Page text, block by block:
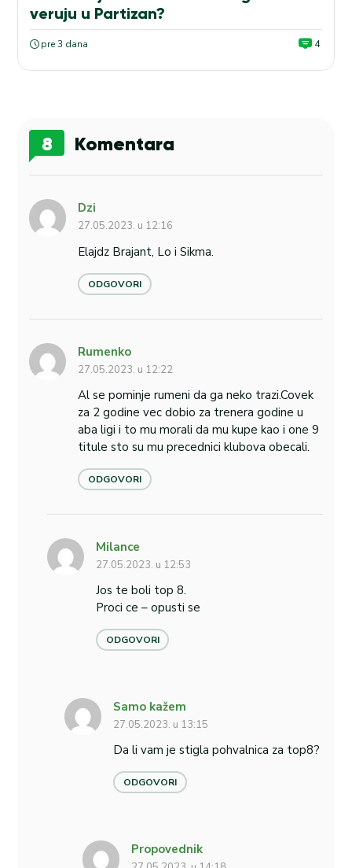
veruju u Partizan?
pre 3 dana 4
8 Komentara
Dzi
27.05.2023. u 12:16
Elajdz Brajant, Lo i Sikma.
ODGOVORI
Rumenko
27.05.2023. u 12:22
Al se pominje rumeni da ga neko trazi.Covek
za 2 godine vec dobio za trenera godine u
aba ligi i to mu morali da mu kupe kao i one 9
titule sto su mu precednici klubova obecali.
ODGOVORI
Milance
27.05.2023. u 12:53
Jos te boli top 8.
Proci ce – opusti se
ODGOVORI
Samo kažem
27.05.2023. u 13:15
Da li vam je stigla pohvalnica za top8?
ODGOVORI
Propovednik